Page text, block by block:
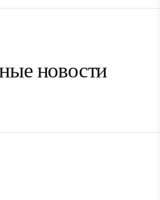
новости